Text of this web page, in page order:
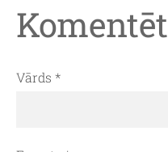
Komentēt
Vārds *